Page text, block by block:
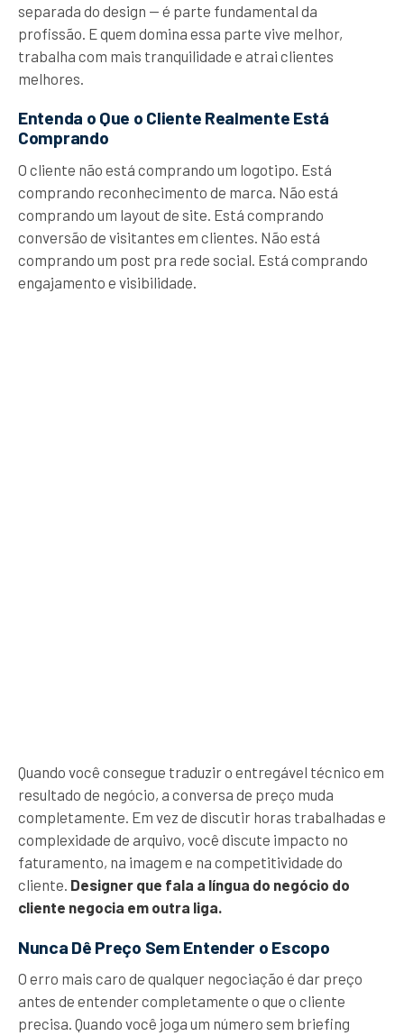
separada do design — é parte fundamental da
profissão. E quem domina essa parte vive melhor,
trabalha com mais tranquilidade e atrai clientes
melhores.
Entenda o Que o Cliente Realmente Está
Comprando
O cliente não está comprando um logotipo. Está
comprando reconhecimento de marca. Não está
comprando um layout de site. Está comprando
conversão de visitantes em clientes. Não está
comprando um post pra rede social. Está comprando
engajamento e visibilidade.
Quando você consegue traduzir o entregável técnico em
resultado de negócio, a conversa de preço muda
completamente. Em vez de discutir horas trabalhadas e
complexidade de arquivo, você discute impacto no
faturamento, na imagem e na competitividade do
cliente. Designer que fala a língua do negócio do
cliente negocia em outra liga.
Nunca Dê Preço Sem Entender o Escopo
O erro mais caro de qualquer negociação é dar preço
antes de entender completamente o que o cliente
precisa. Quando você joga um número sem briefing